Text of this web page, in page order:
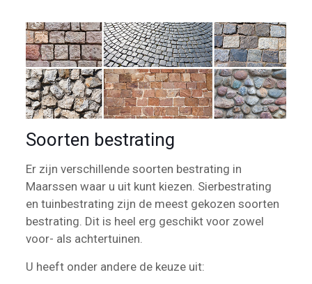
Soorten bestrating
Er zijn verschillende soorten bestrating in
Maarssen waar u uit kunt kiezen. Sierbestrating
en tuinbestrating zijn de meest gekozen soorten
bestrating. Dit is heel erg geschikt voor zowel
voor- als achtertuinen.
U heeft onder andere de keuze uit: